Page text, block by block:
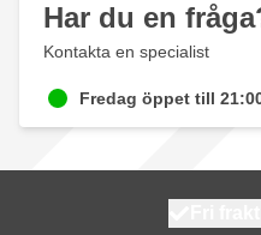
Har du en
Kontakta en specialist
Fredag öppet till